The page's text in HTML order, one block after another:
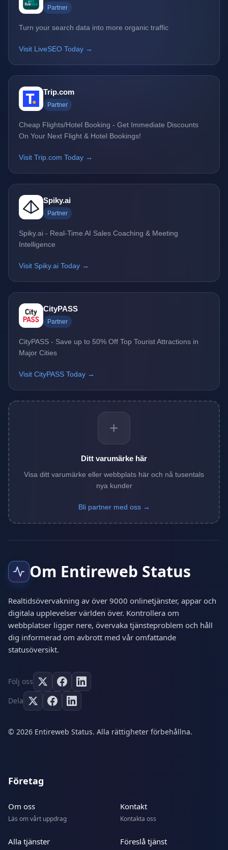
Partner
Turn your search data into more organic traffic
Visit LiveSEO Today →
Trip.com
Partner
Cheap Flights/Hotel Booking - Get Immediate Discounts
On Your Next Flight & Hotel Bookings!
Visit Trip.com Today →
Spiky.ai
Partner
Spiky.ai - Real-Time AI Sales Coaching & Meeting
Intelligence
Visit Spiky.ai Today →
CityPASS
Partner
CityPASS - Save up to 50% Off Top Tourist Attractions in
Major Cities
Visit CityPASS Today →
+
Ditt varumärke här
Visa ditt varumärke eller webbplats här och nå tusentals
nya kunder
Bli partner med oss →
Om Entireweb Status
Realtidsövervakning av över 9000 onlinetjänster, appar och
digitala upplevelser världen över. Kontrollera om
webbplatser ligger nere, övervaka tjänsteproblem och håll
dig informerad om avbrott med vår omfattande
statusöversikt.
Följ oss
Dela
© 2026 Entireweb Status. Alla rättigheter förbehållna.
Företag
Om oss
Läs om vårt uppdrag
Kontakt
Kontakta oss
Alla tjänster Föreslå tjänst